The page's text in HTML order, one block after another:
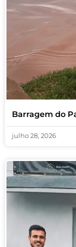
Barragem do
julho 28, 2026